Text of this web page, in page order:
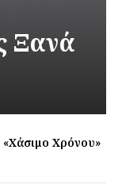
Ξανά
«Χάσιμο Χρόνου»